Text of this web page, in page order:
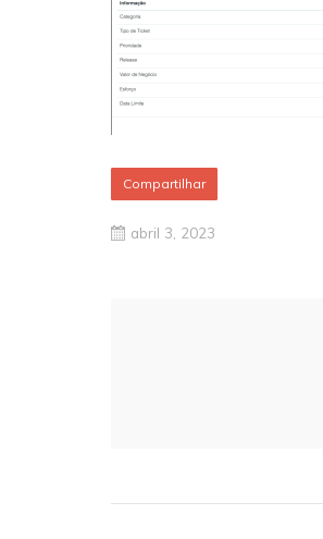
Compartilhar
abril 3, 2023